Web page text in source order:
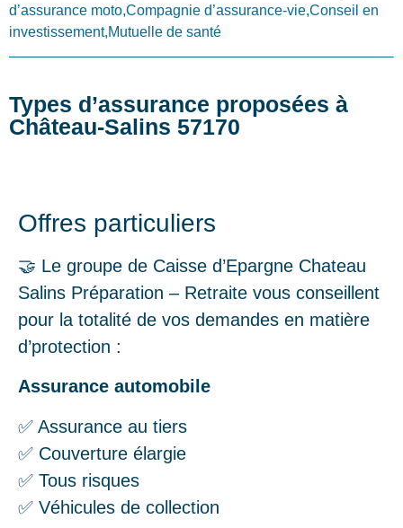
d’assurance moto,Compagnie d’assurance-vie,Conseil en
investissement,Mutuelle de santé
Types d’assurance proposées à
Château-Salins 57170
Offres particuliers
🤝 Le groupe de Caisse d’Epargne Chateau
Salins Préparation – Retraite vous conseillent
pour la totalité de vos demandes en matière
d’protection :
Assurance automobile
✅ Assurance au tiers
✅ Couverture élargie
✅ Tous risques
✅ Véhicules de collection